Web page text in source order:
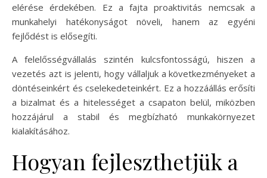
elérése érdekében. Ez a fajta proaktivitás nemcsak a
munkahelyi hatékonyságot növeli, hanem az egyéni
fejlődést is elősegíti.
A felelősségvállalás szintén kulcsfontosságú, hiszen a
vezetés azt is jelenti, hogy vállaljuk a következményeket a
döntéseinkért és cselekedeteinkért. Ez a hozzáállás erősíti
a bizalmat és a hitelességet a csapaton belül, miközben
hozzájárul a stabil és megbízható munkakörnyezet
kialakításához.
Hogyan fejleszthetjük a